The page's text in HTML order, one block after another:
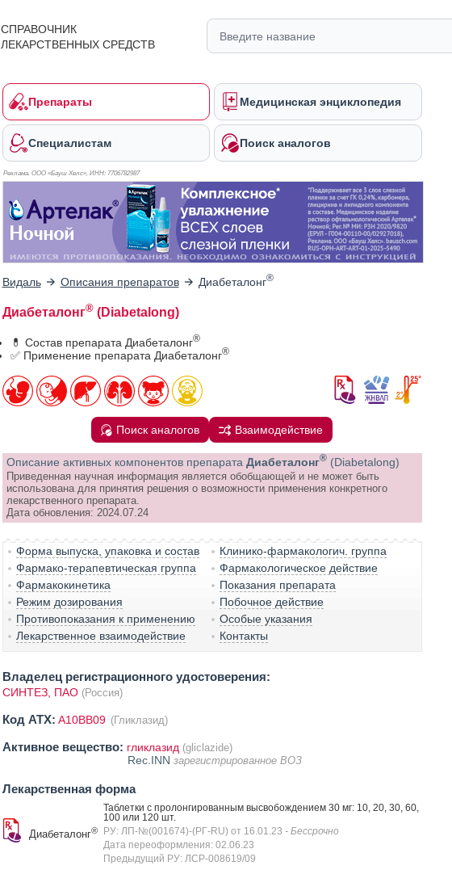
СПРАВОЧНИК
ЛЕКАРСТВЕННЫХ СРЕДСТВ
Препараты Медицинская энциклопедия
Специалистам Поиск аналогов
Реклама. ООО «Бауш Хелс», ИНН: 7706782987
Видаль Описания препаратов Диабеталонг®
Диабеталонг®(Diabetalong)
💊 Состав препарата Диабеталонг®
✅ Применение препарата Диабеталонг®
Поиск аналогов Взаимодействие
Описание активных компонентов препарата Диабеталонг® (Diabetalong)
Приведенная научная информация является обобщающей и не может быть
использована для принятия решения о возможности применения конкретного
лекарственного препарата.
Дата обновления: 2024.07.24
Форма выпуска, упаковка и состав
Клинико-фармакологич. группа
Фармако-терапевтическая группа
Фармакологическое действие
Фармакокинетика
Показания препарата
Режим дозирования
Побочное действие
Противопоказания к применению
Особые указания
Лекарственное взаимодействие
Контакты
Владелец регистрационного удостоверения:
СИНТЕЗ, ПАО (Россия)
Код ATX: A10BB09 (Гликлазид)
Активное вещество: гликлазид (gliclazide)
Rec.INN зарегистрированное ВОЗ
Лекарственная форма
Диабеталонг®
Таблетки с пролонгированным высвобождением 30 мг: 10, 20, 30, 60,
100 или 120 шт.
РУ: ЛП-№(001674)-(РГ-RU) от 16.01.23 - Бессрочно
Дата переоформления: 02.06.23
Предыдущий РУ: ЛСР-008619/09